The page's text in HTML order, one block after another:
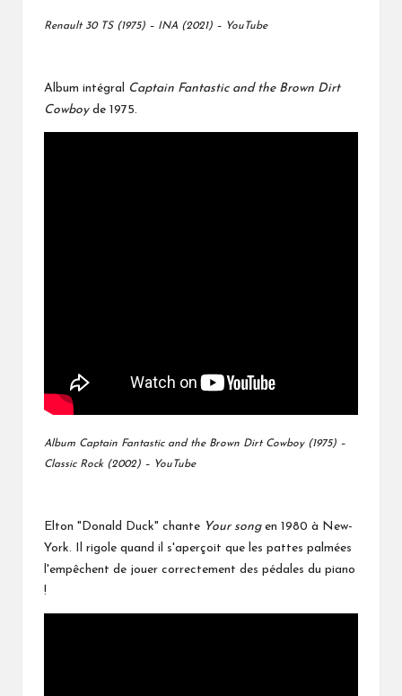
Renault 30 TS (1975) – INA (2021) – YouTube
Album intégral Captain Fantastic and the Brown Dirt
Cowboyde 1975.
Album Captain Fantastic and the Brown Dirt Cowboy (1975) –
Classic Rock (2002) – YouTube
Elton "Donald Duck" chante Your songen 1980 à New-
York. Il rigole quand il s'aperçoit que les pattes palmées
l'empêchent de jouer correctement des pédales du piano
!